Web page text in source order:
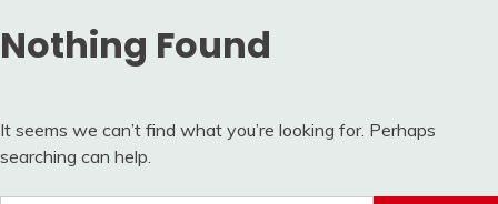
Nothing Found
It seems we can’t find what you’re looking for. Perhaps
searching can help.